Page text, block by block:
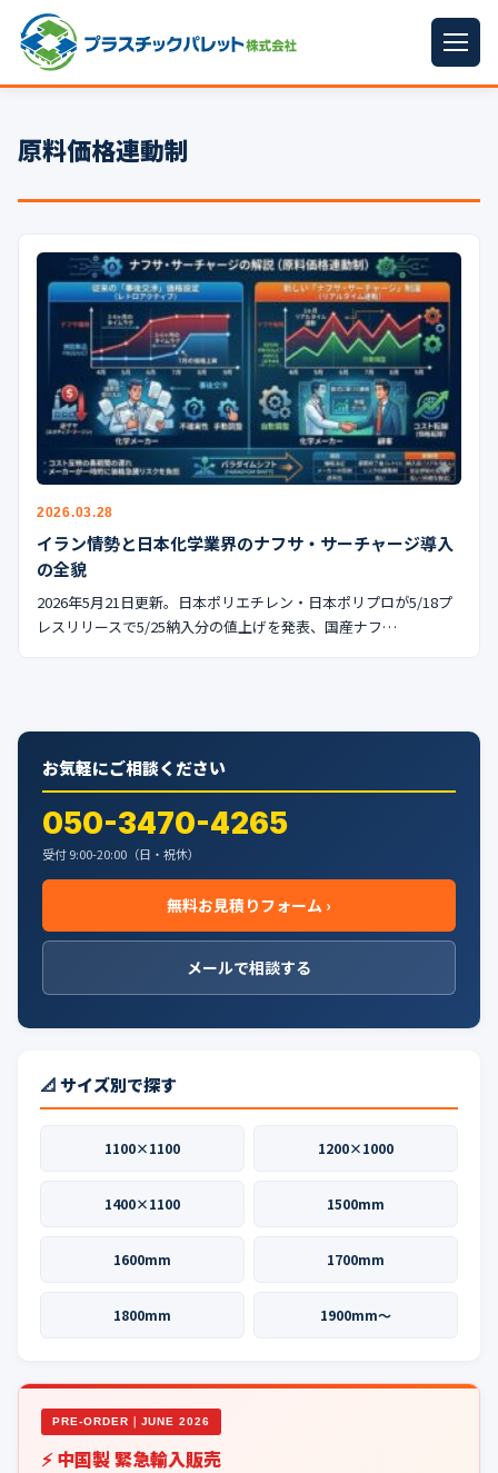
パレットサイズ
プラパレット ▼
コンテナ ▼
中古パレット
再生原料
梱包資材
イラン情勢まとめ
公式ブログ
会社案内
🇺🇸🇰🇷🇹🇼🇻🇳
原料価格連動制
2026.03.28
イラン情勢と日本化学業界のナフサ・サーチャージ導入
の全貌
2026年5月21日更新。日本ポリエチレン・日本ポリプロが5/18プ
レスリリースで5/25納入分の値上げを発表、国産ナフ…
お気軽にご相談ください
050-3470-4265
受付 9:00-20:00（日・祝休）
無料お見積りフォーム ›
メールで相談する
📐 サイズ別で探す
1100×1100 1200×1000
1400×1100 1500mm
1600mm 1700mm
1800mm 1900mm〜
PRE-ORDER｜JUNE 2026
⚡ 中国製 緊急輸入販売